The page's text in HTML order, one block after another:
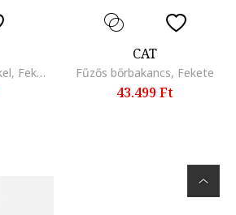
Sneaker hálós betétekkel, Fekete
CAT
Fűzős bőrbakancs, Fekete
43.499 Ft